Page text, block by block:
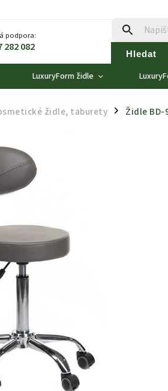
podpora:
282 082 Hledat
LuxuryForm židle
židle, taburety / Židle